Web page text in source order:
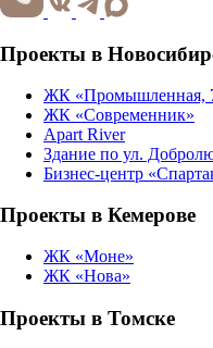
Проекты в
ЖК «Промышленная,
ЖК «Современник»
Apart River
Здание по ул.
Бизнес-центр
Проекты в Кемерове
ЖК «Моне»
ЖК «Нова»
Проекты в Томске